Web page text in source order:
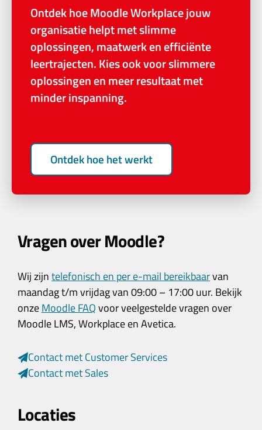
Ontdek hoe Moodle Workplace jouw
organisatie helpt met slimme
oplossingen, maatwerk en efficiënte
leertrajecten. Kies ook voor slimmere
oplossingen en meer resultaat met
minder inspanning.
Ontdek hoe het werkt
Vragen over Moodle?
Wij zijntelefonisch en per e-mail bereikbaarvan
maandag t/m vrijdag van 09:00 – 17:00 uur. Bekijk
onzeMoodle FAQvoor veelgestelde vragen over
Moodle LMS, Workplace en Avetica.
Contact met Customer Services
Contact met Sales
Locaties